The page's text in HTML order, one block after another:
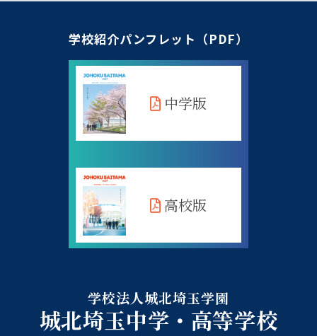
学校法人城北埼玉学園
城北埼玉中学・高等学校
学校紹介パンフレット（PDF）
中学版
高校版